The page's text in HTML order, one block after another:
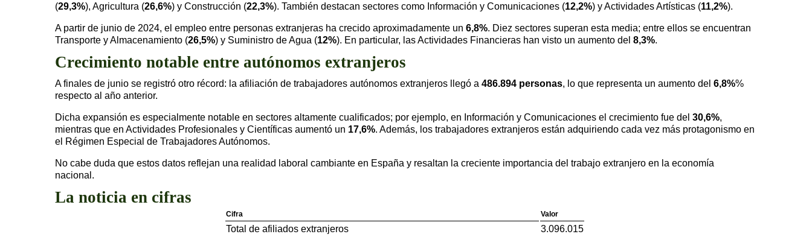
(29,3%), Agricultura (26,6%) y Construcción (22,3%). También destacan sectores como Información y Comunicaciones (12,2%) y Actividades Artísticas (11,2%).
A partir de junio de 2024, el empleo entre personas extranjeras ha crecido aproximadamente un 6,8%. Diez sectores superan esta media; entre ellos se encuentran
Transporte y Almacenamiento (26,5%) y Suministro de Agua (12%). En particular, las Actividades Financieras han visto un aumento del 8,3%.
Crecimiento notable entre autónomos extranjeros
A finales de junio se registró otro récord: la afiliación de trabajadores autónomos extranjeros llegó a 486.894 personas, lo que representa un aumento del 6,8%%
respecto al año anterior.
Dicha expansión es especialmente notable en sectores altamente cualificados; por ejemplo, en Información y Comunicaciones el crecimiento fue del 30,6%,
mientras que en Actividades Profesionales y Científicas aumentó un 17,6%. Además, los trabajadores extranjeros están adquiriendo cada vez más protagonismo en
el Régimen Especial de Trabajadores Autónomos.
No cabe duda que estos datos reflejan una realidad laboral cambiante en España y resaltan la creciente importancia del trabajo extranjero en la economía
nacional.
La noticia en cifras
Cifra Valor
Total de afiliados extranjeros
3.096.015